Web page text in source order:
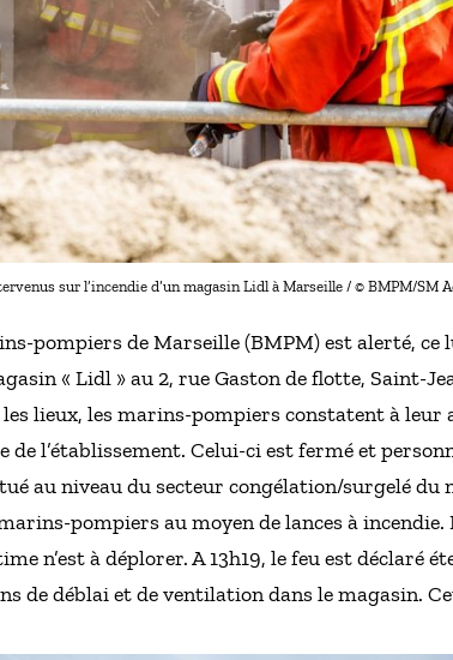
sur l’incendie d’un magasin Lidl à Marseille / © BMPM/SM
pompiers de Marseille (BMPM) est alerté, ce
« Lidl » au 2, rue Gaston de flotte, Saint-
lieux, les marins-pompiers constatent à leur
de l’établissement. Celui-ci est fermé et
au niveau du secteur congélation/surgelé du
pompiers au moyen de lances à incendie.
n’est à déplorer. A 13h19, le feu est déclaré
de déblai et de ventilation dans le magasin.